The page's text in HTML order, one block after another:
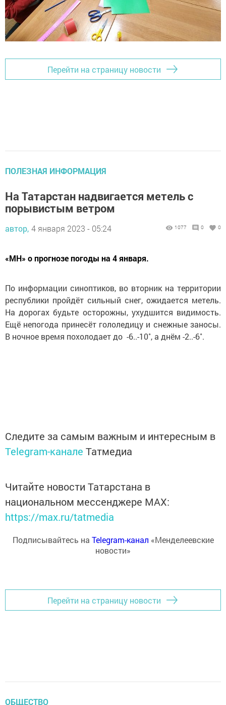
Перейти на страницу новости
ПОЛЕЗНАЯ ИНФОРМАЦИЯ
На Татарстан надвигается метель с
порывистым ветром
автор, 4 января 2023 - 05:24 1077 0 0
«МН» о прогнозе погоды на 4 января.
По информации синоптиков, во вторник на территории
республики пройдёт сильный снег, ожидается метель.
На дорогах будьте осторожны, ухудшится видимость.
Ещё непогода принесёт гололедицу и снежные заносы.
В ночное время похолодает до -6..-10˚, а днём -2..-6˚.
Следите за самым важным и интересным в
Telegram-канале Татмедиа
Читайте новости Татарстана в
национальном мессенджере MАХ:
https://max.ru/tatmedia
Подписывайтесь на Telegram-канал «Менделеевские
новости»
Перейти на страницу новости
ОБЩЕСТВО